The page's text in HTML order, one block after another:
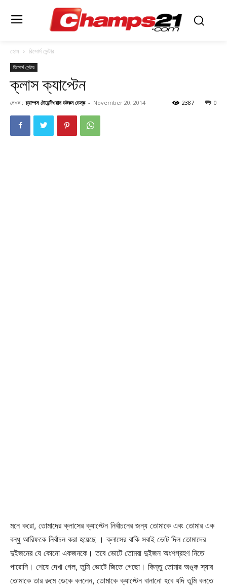
হোম রিসোর্স সেন্টার
রিসোর্স সেন্টার
ক্লাস ক্যাপ্টেন
লেখক : চ্যাম্পস টোয়েন্টিওয়ান ডটকম ডেস্ক - November 20, 2014 0
2387
মনে করো, তোমাদের ক্লাসের ক্যাপ্টেন নির্বাচনের জন্য তোমাকে এবং তোমার এক
বন্ধু আরিফকে নির্বাচন করা হয়েছে । ক্লাসের বাকি সবাই ভোট দিল তোমাদের
দুইজনের যে কোনো একজনকে। তবে ভোটে তোমরা দুইজন অংশগ্রহণ নিতে
পারোনি। শেষে দেখা গেল, তুমি ভোটে জিতে গেছো। কিন্তু তোমার অঙ্ক স্যার
তোমাকে তার রুমে ডেকে বললেন, তোমাকে ক্যাপ্টেন বানানো হবে যদি তুমি বলতে